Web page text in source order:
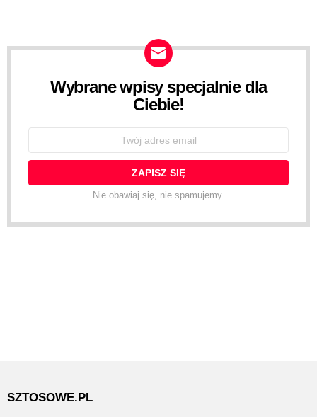
NEWSLETTER
Wybrane wpisy specjalnie dla
Ciebie!
Nie obawiaj się, nie spamujemy.
SZTOSOWE.PL